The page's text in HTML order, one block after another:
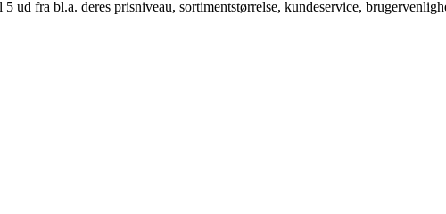
ud fra bl.a. deres prisniveau, sortimentstørrelse, kundeservice,